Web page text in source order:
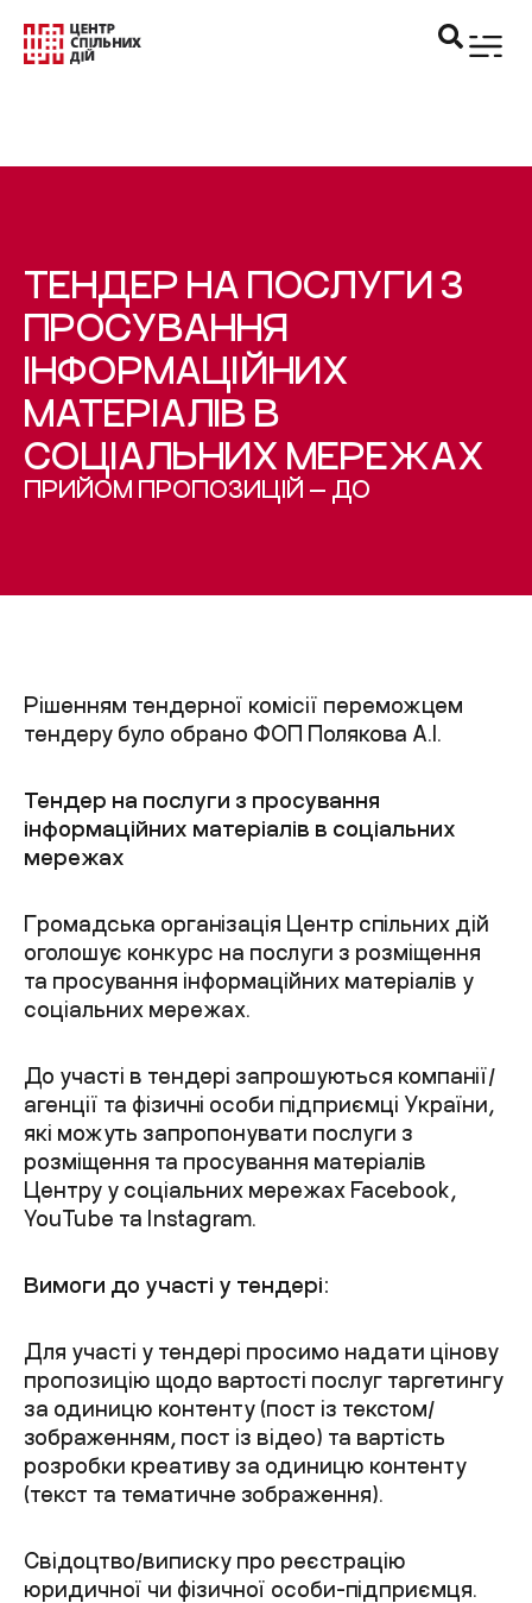
ТЕНДЕР НА ПОСЛУГИ З
ПРОСУВАННЯ
ІНФОРМАЦІЙНИХ
МАТЕРІАЛІВ В
СОЦІАЛЬНИХ МЕРЕЖАХ
ПРИЙОМ ПРОПОЗИЦІЙ — ДО
Рішенням тендерної комісії переможцем
тендеру було обрано ФОП Полякова А.І.
Тендер на послуги з просування
інформаційних матеріалів в соціальних
мережах
Громадська організація Центр спільних дій
оголошує конкурс на послуги з розміщення
та просування інформаційних матеріалів у
соціальних мережах.
До участі в тендері запрошуються компанії/
агенції та фізичні особи підприємці України,
які можуть запропонувати послуги з
розміщення та просування матеріалів
Центру у соціальних мережах Facebook,
YouTube та Instagram.
Вимоги до участі у тендері:
Для участі у тендері просимо надати цінову
пропозицію щодо вартості послуг таргетингу
за одиницю контенту (пост із текстом/
зображенням, пост із відео) та вартість
розробки креативу за одиницю контенту
(текст та тематичне зображення).
Свідоцтво/виписку про реєстрацію
юридичної чи фізичної особи-підприємця.